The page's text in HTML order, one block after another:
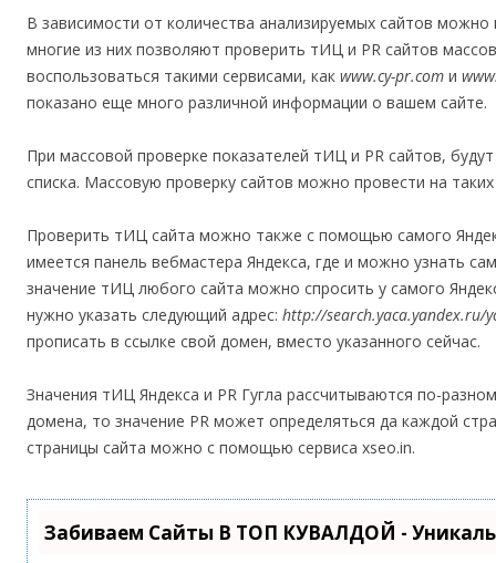
В зависимости от количества анализируемых сайтов
многие из них позволяют проверить тИЦ и PR сайтов
воспользоваться такими сервисами, как www.cy-pr.com и
показано еще много различной информации о вашем сайте.
При массовой проверке показателей тИЦ и PR сайтов,
списка. Массовую проверку сайтов можно провести на
Проверить тИЦ сайта можно также с помощью самого
имеется панель вебмастера Яндекса, где и можно узнать
значение тИЦ любого сайта можно спросить у самого
нужно указать следующий адрес: http://search.yaca.yandex.ru/
прописать в ссылке свой домен, вместо указанного сейчас.
Значения тИЦ Яндекса и PR Гугла рассчитываются по-
домена, то значение PR может определяться да каждой
страницы сайта можно с помощью сервиса xseo.in.
Забиваем Сайты В ТОП КУВАЛДОЙ -